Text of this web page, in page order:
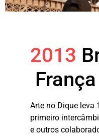
2013
França
Arte no Dique leva
primeiro
e outros